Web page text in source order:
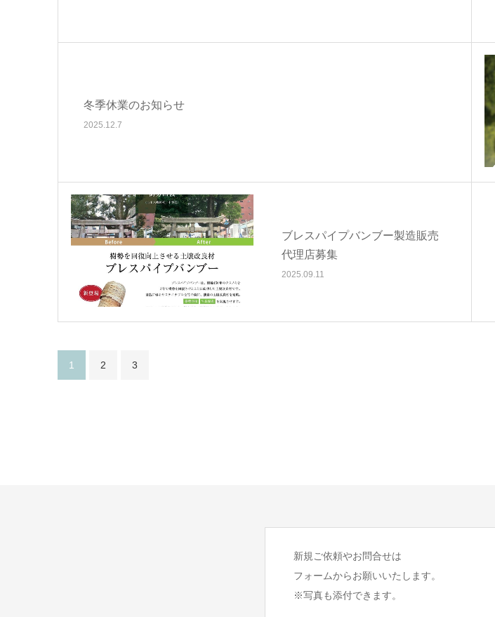
冬季休業のお知らせ
2025.12.7
ブレスパイプバンブー製造販売
代理店募集
2025.09.11
1 2 3
新規ご依頼やお問合せは
フォームからお願いいたします。
※写真も添付できます。